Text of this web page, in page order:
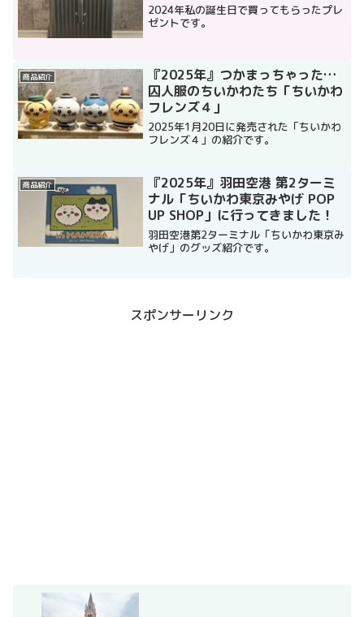
2024年私の誕生日で買ってもらったプレ
ゼントです。
商品紹介
『2025年』つかまっちゃった…
囚人服のちいかわたち「ちいかわ
フレンズ４」
2025年1月20日に発売された「ちいかわ
フレンズ４」の紹介です。
商品紹介
『2025年』羽田空港 第2ターミ
ナル「ちいかわ東京みやげ POP
UP SHOP」に行ってきました！
羽田空港第2ターミナル「ちいかわ東京み
やげ」のグッズ紹介です。
スポンサーリンク